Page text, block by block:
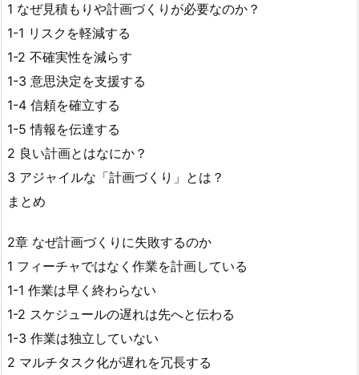
1 なぜ見積もりや計画づくりが必要なのか？
1-1 リスクを軽減する
1-2 不確実性を減らす
1-3 意思決定を支援する
1-4 信頼を確立する
1-5 情報を伝達する
2 良い計画とはなにか？
3 アジャイルな「計画づくり」とは？
まとめ
2章 なぜ計画づくりに失敗するのか
1 フィーチャではなく作業を計画している
1-1 作業は早く終わらない
1-2 スケジュールの遅れは先へと伝わる
1-3 作業は独立していない
2 マルチタスク化が遅れを冗長する